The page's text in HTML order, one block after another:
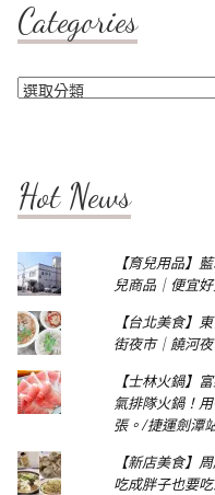
Categories
Categories
Hot News
【育兒用品】
兒商品｜便宜
【台北美食】
街夜市｜饒河
【士林火鍋】
氣排隊火鍋！
張。/捷運劍潭
【新店美食】
吃成胖子也要